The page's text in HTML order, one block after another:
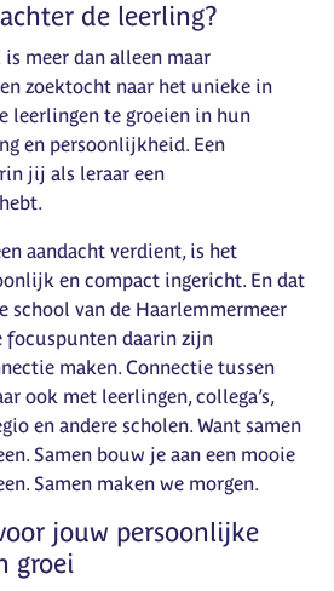
de leerling?
is meer dan alleen maar
zoektocht naar het unieke in
leerlingen te groeien in hun
en persoonlijkheid. Een
jij als leraar een
aandacht verdient, is het
en compact ingericht. En dat
school van de Haarlemmermeer
focuspunten daarin zijn
maken. Connectie tussen
ook met leerlingen, collega’s,
en andere scholen. Want samen
Samen bouw je aan een mooie
Samen maken we morgen.
jouw persoonlijke
groei